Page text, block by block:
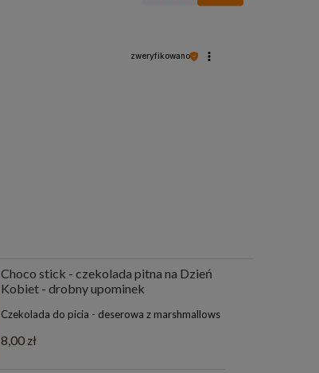
zweryfikowano
Choco stick - czekolada pitna na Dzień
Kobiet - drobny upominek
Czekolada do picia - deserowa z marshmallows
8,00 zł